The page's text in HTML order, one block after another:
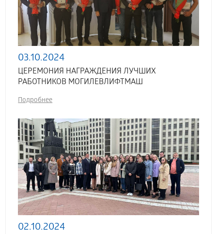
03.10.2024
ЦЕРЕМОНИЯ НАГРАЖДЕНИЯ ЛУЧШИХ
РАБОТНИКОВ МОГИЛЕВЛИФТМАШ
Подробнее
02.10.2024